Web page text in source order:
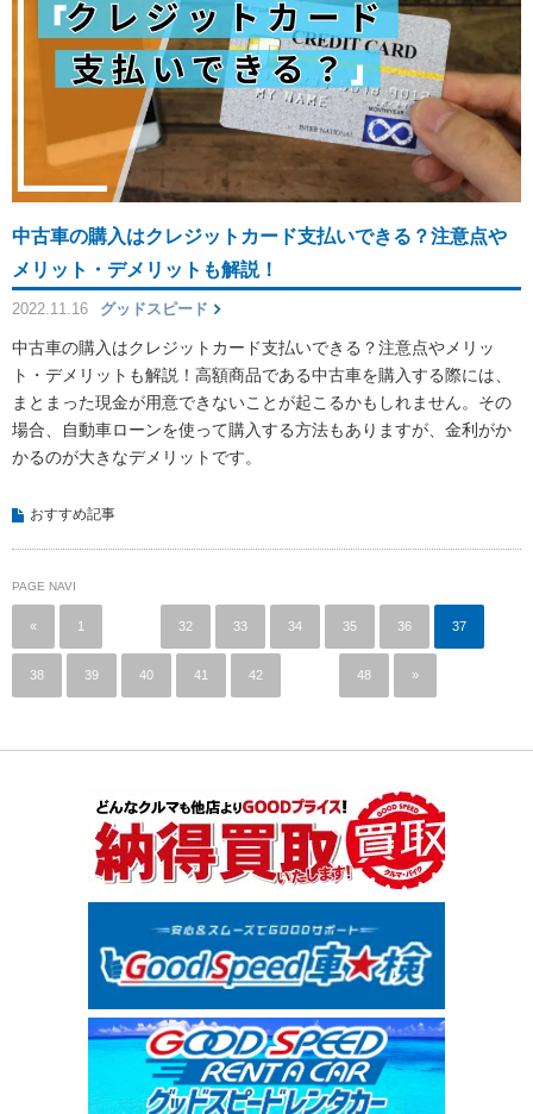
中古車の購入はクレジットカード支払いできる？注意点や
メリット・デメリットも解説！
2022.11.16 グッドスピード
中古車の購入はクレジットカード支払いできる？注意点やメリッ
ト・デメリットも解説！高額商品である中古車を購入する際には、
まとまった現金が用意できないことが起こるかもしれません。その
場合、自動車ローンを使って購入する方法もありますが、金利がか
かるのが大きなデメリットです。
おすすめ記事
PAGE NAVI
« 1 32 33 34 35 36 37
38 39 40 41 42 48 »